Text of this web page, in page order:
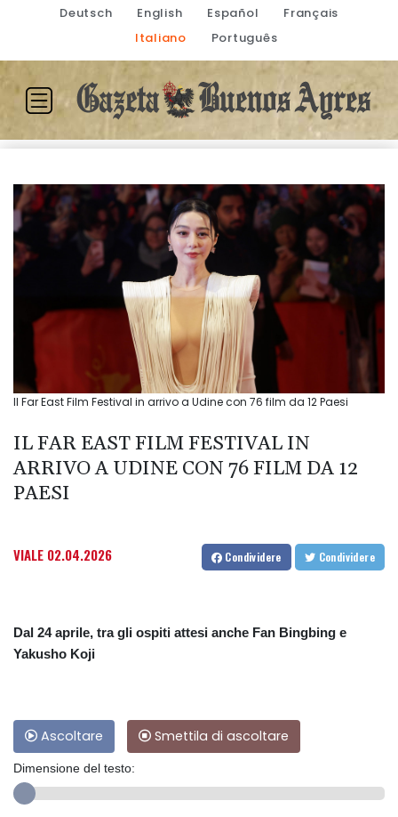
Deutsch English Español
Français
Italiano
Português
Il Far East Film Festival in arrivo a Udine con 76 film da 12 Paesi
IL FAR EAST FILM FESTIVAL IN
ARRIVO A UDINE CON 76 FILM DA 12
PAESI
VIALE 02.04.2026 Condividere Condividere
Dal 24 aprile, tra gli ospiti attesi anche Fan Bingbing e
Yakusho Koji
Ascoltare Smettila di ascoltare
Dimensione del testo: